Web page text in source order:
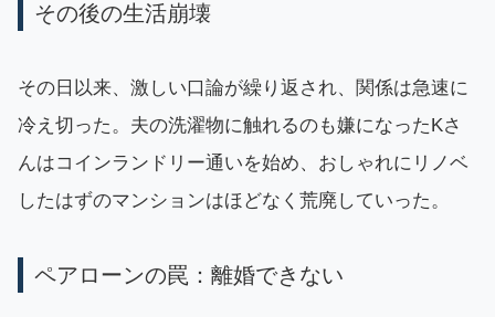
その後の生活崩壊
その日以来、激しい口論が繰り返され、関係は急速に
冷え切った。夫の洗濯物に触れるのも嫌になったKさ
んはコインランドリー通いを始め、おしゃれにリノベ
したはずのマンションはほどなく荒廃していった。
ペアローンの罠：離婚できない